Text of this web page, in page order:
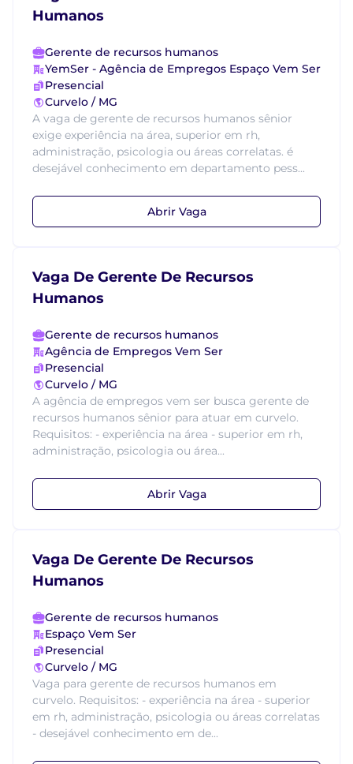
Humanos
Gerente de recursos humanos
YemSer - Agência de Empregos Espaço Vem Ser
Presencial
Curvelo / MG
A vaga de gerente de recursos humanos sênior
exige experiência na área, superior em rh,
administração, psicologia ou áreas correlatas. é
desejável conhecimento em departamento pess...
Abrir Vaga
Vaga De Gerente De Recursos
Humanos
Gerente de recursos humanos
Agência de Empregos Vem Ser
Presencial
Curvelo / MG
A agência de empregos vem ser busca gerente de
recursos humanos sênior para atuar em curvelo.
Requisitos: - experiência na área - superior em rh,
administração, psicologia ou área...
Abrir Vaga
Vaga De Gerente De Recursos
Humanos
Gerente de recursos humanos
Espaço Vem Ser
Presencial
Curvelo / MG
Vaga para gerente de recursos humanos em
curvelo. Requisitos: - experiência na área - superior
em rh, administração, psicologia ou áreas correlatas
- desejável conhecimento em de...